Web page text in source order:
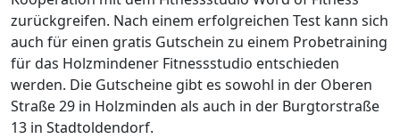
zurückgreifen. Nach einem erfolgreichen Test kann sich
auch für einen gratis Gutschein zu einem Probetraining
für das Holzmindener Fitnessstudio entschieden
werden. Die Gutscheine gibt es sowohl in der Oberen
Straße 29 in Holzminden als auch in der Burgtorstraße
13 in Stadtoldendorf.